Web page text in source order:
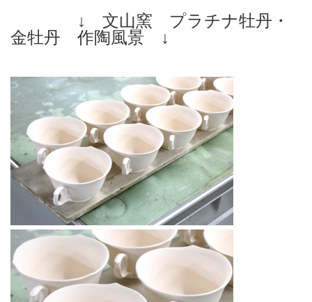
↓ 文山窯 プラチナ牡丹・
金牡丹 作陶風景 ↓